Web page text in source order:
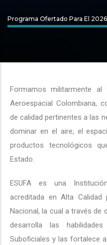
Programa Ofertado Para El 2026
Formamos militarmente
Aeroespacial Colombiana,
de calidad pertinentes a las
dominar en el aire, el
productos tecnológicos
Estado.
ESUFA es una
acreditada en Alta
Nacional, la cual a través
desarrolla las
Suboficiales y las fortalece